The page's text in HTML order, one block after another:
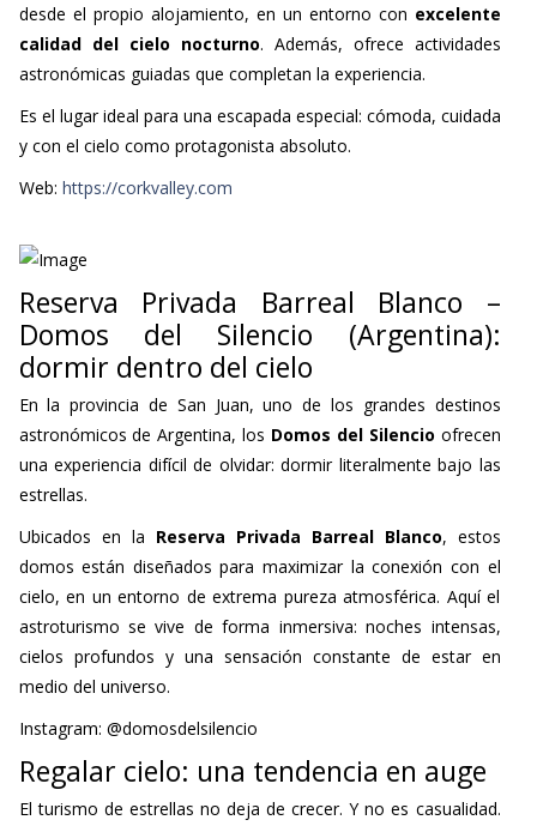
desde el propio alojamiento, en un entorno con excelente
calidad del cielo nocturno. Además, ofrece actividades
astronómicas guiadas que completan la experiencia.
Es el lugar ideal para una escapada especial: cómoda, cuidada
y con el cielo como protagonista absoluto.
Web: https://corkvalley.com
Reserva Privada Barreal Blanco –
Domos del Silencio (Argentina):
dormir dentro del cielo
En la provincia de San Juan, uno de los grandes destinos
astronómicos de Argentina, los Domos del Silencio ofrecen
una experiencia difícil de olvidar: dormir literalmente bajo las
estrellas.
Ubicados en la Reserva Privada Barreal Blanco, estos
domos están diseñados para maximizar la conexión con el
cielo, en un entorno de extrema pureza atmosférica. Aquí el
astroturismo se vive de forma inmersiva: noches intensas,
cielos profundos y una sensación constante de estar en
medio del universo.
Instagram: @domosdelsilencio
Regalar cielo: una tendencia en auge
El turismo de estrellas no deja de crecer. Y no es casualidad.